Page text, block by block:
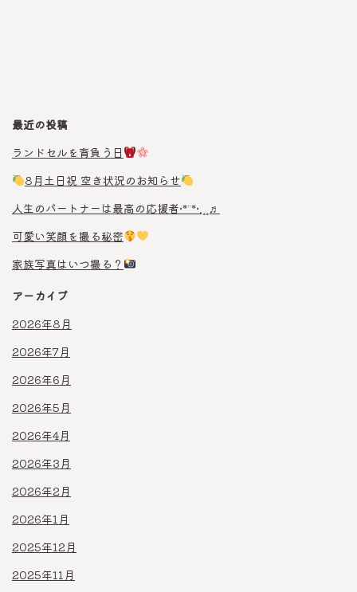
最近の投稿
ランドセルを背負う日
8月土日祝 空き状況のお知らせ
人生のパートナーは最高の応援者•*¨*•.¸¸♬︎
可愛い笑顔を撮る秘密
家族写真はいつ撮る？
アーカイブ
2026年8月
2026年7月
2026年6月
2026年5月
2026年4月
2026年3月
2026年2月
2026年1月
2025年12月
2025年11月